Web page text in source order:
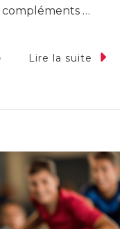
…
Lire la suite